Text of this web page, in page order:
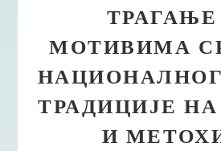
ТРАГАЊЕ
МОТИВИМА
ТРАДИЦИЈЕ
И